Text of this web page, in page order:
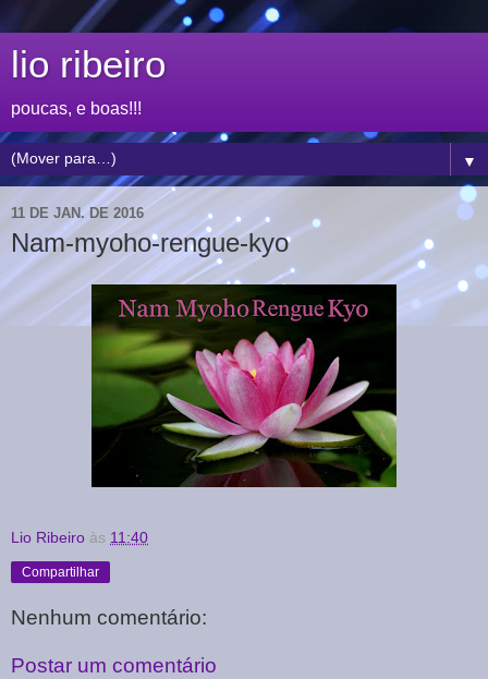
lio ribeiro
poucas, e boas!!!
▼
11 DE JAN. DE 2016
Nam-myoho-rengue-kyo
Lio Ribeiro às 11:40
Compartilhar
Nenhum comentário:
Postar um comentário